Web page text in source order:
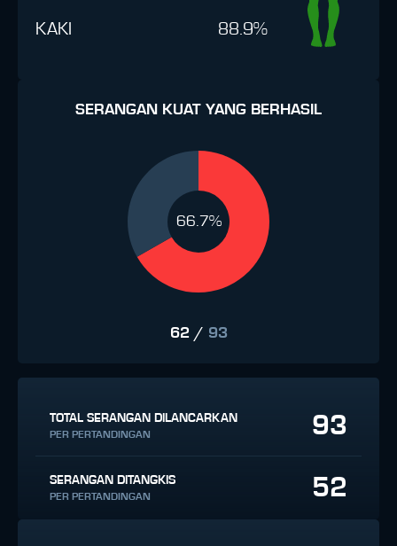
KAKI 88.9%
SERANGAN KUAT YANG BERHASIL
66.7%
62 / 93
TOTAL SERANGAN DILANCARKAN
PER PERTANDINGAN 93
SERANGAN DITANGKIS
PER PERTANDINGAN 52